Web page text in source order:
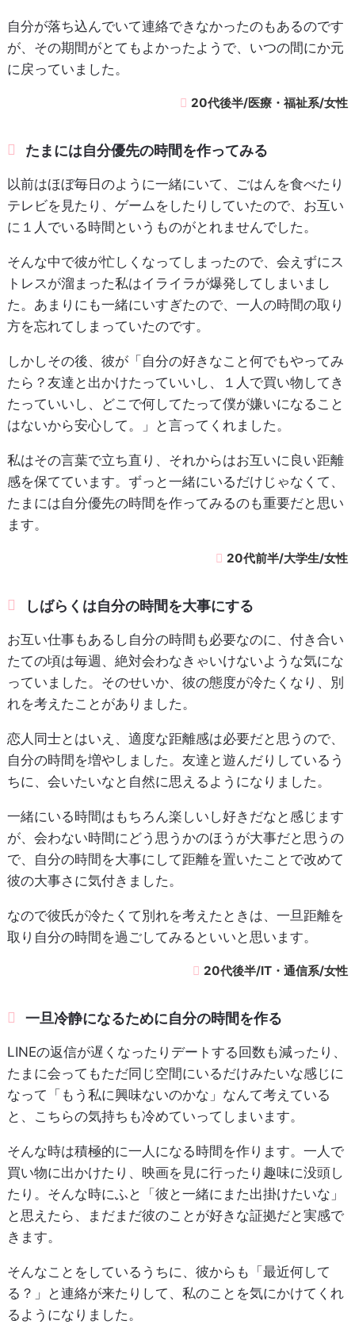
自分が落ち込んでいて連絡できなかったのもあるのです
が、その期間がとてもよかったようで、いつの間にか元
に戻っていました。
20代後半/医療・福祉系/女性
たまには自分優先の時間を作ってみる
以前はほぼ毎日のように一緒にいて、ごはんを食べたり
テレビを見たり、ゲームをしたりしていたので、お互い
に１人でいる時間というものがとれませんでした。
そんな中で彼が忙しくなってしまったので、会えずにス
トレスが溜まった私はイライラが爆発してしまいまし
た。あまりにも一緒にいすぎたので、一人の時間の取り
方を忘れてしまっていたのです。
しかしその後、彼が「自分の好きなこと何でもやってみ
たら？友達と出かけたっていいし、１人で買い物してき
たっていいし、どこで何してたって僕が嫌いになること
はないから安心して。」と言ってくれました。
私はその言葉で立ち直り、それからはお互いに良い距離
感を保てています。ずっと一緒にいるだけじゃなくて、
たまには自分優先の時間を作ってみるのも重要だと思い
ます。
20代前半/大学生/女性
しばらくは自分の時間を大事にする
お互い仕事もあるし自分の時間も必要なのに、付き合い
たての頃は毎週、絶対会わなきゃいけないような気にな
っていました。そのせいか、彼の態度が冷たくなり、別
れを考えたことがありました。
恋人同士とはいえ、適度な距離感は必要だと思うので、
自分の時間を増やしました。友達と遊んだりしているう
ちに、会いたいなと自然に思えるようになりました。
一緒にいる時間はもちろん楽しいし好きだなと感じます
が、会わない時間にどう思うかのほうが大事だと思うの
で、自分の時間を大事にして距離を置いたことで改めて
彼の大事さに気付きました。
なので彼氏が冷たくて別れを考えたときは、一旦距離を
取り自分の時間を過ごしてみるといいと思います。
20代後半/IT・通信系/女性
一旦冷静になるために自分の時間を作る
LINEの返信が遅くなったりデートする回数も減ったり、
たまに会ってもただ同じ空間にいるだけみたいな感じに
なって「もう私に興味ないのかな」なんて考えている
と、こちらの気持ちも冷めていってしまいます。
そんな時は積極的に一人になる時間を作ります。一人で
買い物に出かけたり、映画を見に行ったり趣味に没頭し
たり。そんな時にふと「彼と一緒にまた出掛けたいな」
と思えたら、まだまだ彼のことが好きな証拠だと実感で
きます。
そんなことをしているうちに、彼からも「最近何して
る？」と連絡が来たりして、私のことを気にかけてくれ
るようになりました。